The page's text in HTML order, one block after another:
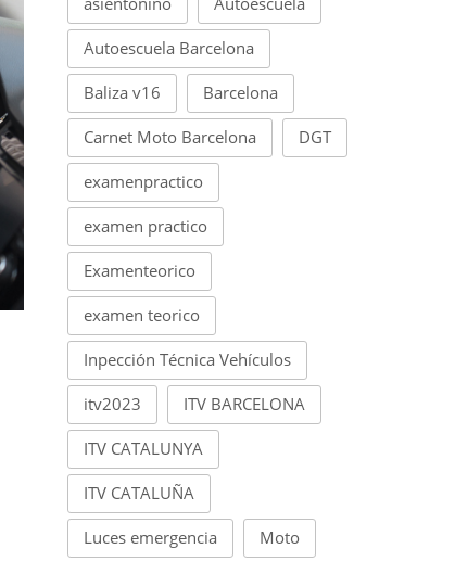
Autoescuela Barcelona
Baliza v16 Barcelona
Carnet Moto Barcelona DGT
examenpractico
examen practico
Examenteorico
examen teorico
Inpección Técnica Vehículos
itv2023 ITV BARCELONA
ITV CATALUNYA
ITV CATALUÑA
Luces emergencia Moto